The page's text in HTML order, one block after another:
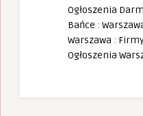
Ogłoszenia
Bańce :
Warszawa :
Ogłoszenia